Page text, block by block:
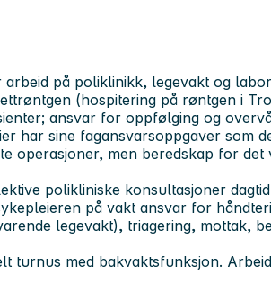
arbeid på poliklinikk, legevakt og
(hospitering på røntgen i
ansvar for oppfølging og
har sine fagansvarsoppgaver som
operasjoner, men beredskap for det
polikliniske konsultasjoner
på vakt ansvar for
legevakt), triagering, mottak,
turnus med bakvaktsfunksjon.